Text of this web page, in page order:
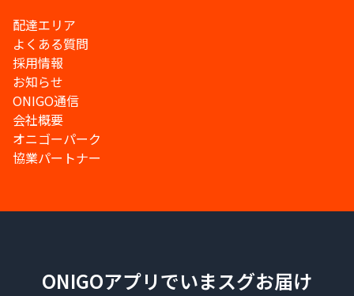
配達エリア
よくある質問
採用情報
お知らせ
ONIGO通信
会社概要
オニゴーパーク
協業パートナー
ONIGOアプリでいまスグお届け